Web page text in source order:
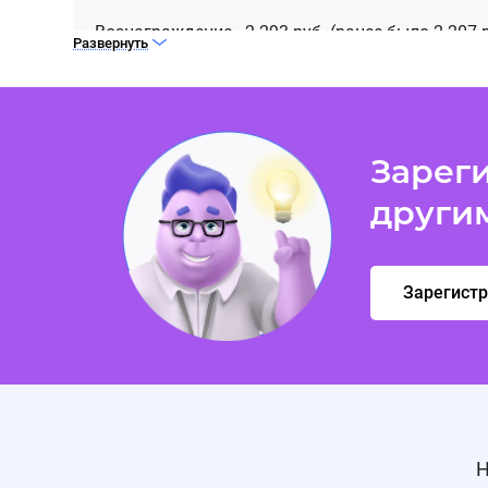
Вознаграждение - 2 293 руб. (ранее было 2 207
По офферу MScore произошло повышение
Цель- Выдача займа новому клиенту
Вознаграждение - 2 949 руб (ранее было 1 800
Снижение ставки
По офферу MScore с 26.11 произошло
С 24 ноября по офферу MScore произошло
Развернуть